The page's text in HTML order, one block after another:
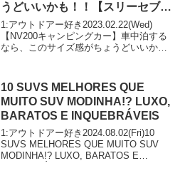
うどいいかも！！【スリーセブ
ン】
1:アウトドアー好き2023.02.22(Wed)
【NV200キャンピングカー】車中泊する
なら、このサイズ感がちょうどいいか
アー好き2023.02.22(Wed)この...
10 SUVS MELHORES QUE
MUITO SUV MODINHA!? LUXO,
BARATOS E INQUEBRÁVEIS
1:アウトドアー好き2024.08.02(Fri)10
SUVS MELHORES QUE MUITO SUV
MODINHA!? LUXO, BARATOS E